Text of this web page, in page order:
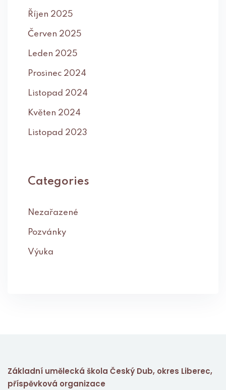
Říjen 2025
Červen 2025
Leden 2025
Prosinec 2024
Listopad 2024
Květen 2024
Listopad 2023
Categories
Nezařazené
Pozvánky
Výuka
Základní umělecká škola Český Dub, okres Liberec,
příspěvková organizace